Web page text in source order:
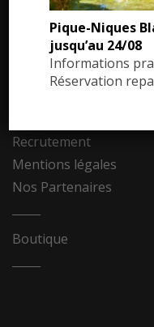
Dossier de presse
Communiqués de presse
Photothèque
Recrutement
Mentions légales
Nos Partenaires
Boutique
Pique-Niques
jusqu’au 24/08
Informations
Réservation